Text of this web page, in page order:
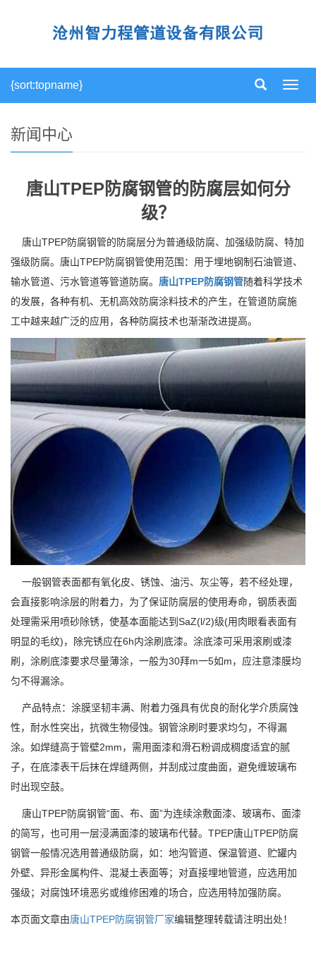
导
{sort:topname}
新闻中心
唐山TPEP防腐钢管的防腐层如何分
级？
唐山TPEP防腐钢管的防腐层分为普通级防腐、加强级防腐、特加
强级防腐。唐山TPEP防腐钢管使用范围：用于埋地钢制石油管道、
输水管道、污水管道等管道防腐。 唐山TPEP防腐钢管随着科学技术
的发展，各种有机、无机高效防腐涂料技术的产生，在管道防腐施
工中越来越广泛的应用，各种防腐技术也渐渐改进提高。
一般钢管表面都有氧化皮、锈蚀、油污、灰尘等，若不经处理，
会直接影响涂层的附着力，为了保证防腐层的使用寿命，钢质表面
处理需采用喷砂除锈，使基本面能达到SaZ(l/2)级(用肉眼看表面有
明显的毛纹)，除完锈应在6h内涂刷底漆。涂底漆可采用滚刷或漆
刷，涂刷底漆要求尽量薄涂，一般为30拜m一5如m，应注意漆膜均
匀不得漏涂。
产品特点：涂膜坚韧丰满、附着力强具有优良的耐化学介质腐蚀
性，耐水性突出，抗微生物侵蚀。钢管涂刷时要求均匀，不得漏
涂。如焊缝高于管壁2mm，需用面漆和滑石粉调成稠度适宜的腻
子，在底漆表干后抹在焊缝两侧，并刮成过度曲面，避免缠玻璃布
时出现空鼓。
唐山TPEP防腐钢管“面、布、面”为连续涂敷面漆、玻璃布、面漆
的简写，也可用一层浸满面漆的玻璃布代替。TPEP唐山TPEP防腐
钢管一般情况选用普通级防腐，如：地沟管道、保温管道、贮罐内
外壁、异形金属构件、混凝土表面等；对直接埋地管道，应选用加
强级；对腐蚀环境恶劣或维修困难的场合，应选用特加强防腐。
本页面文章由唐山TPEP防腐钢管厂家编辑整理转载请注明出处！